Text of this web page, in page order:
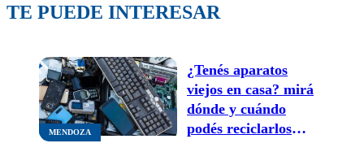
TE PUEDE INTERESAR
MENDOZA
¿Tenés aparatos
viejos en casa? mirá
dónde y cuándo
podés reciclarlos